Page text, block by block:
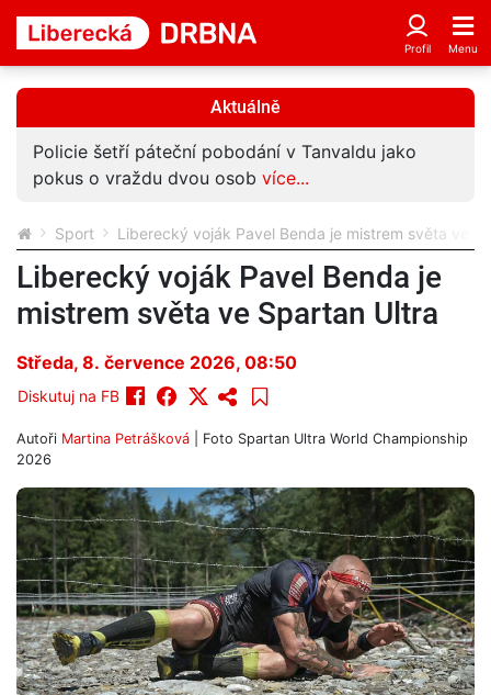
Aktuálně
Policie šetří páteční pobodání v Tanvaldu jako
pokus o vraždu dvou osob více...
Sport Liberecký voják Pavel Benda je mistrem světa ve
Liberecký voják Pavel Benda je
mistrem světa ve Spartan Ultra
Středa, 8. července 2026, 08:50
Diskutuj na FB
Autoři Martina Petrášková | Foto Spartan Ultra World Championship
2026